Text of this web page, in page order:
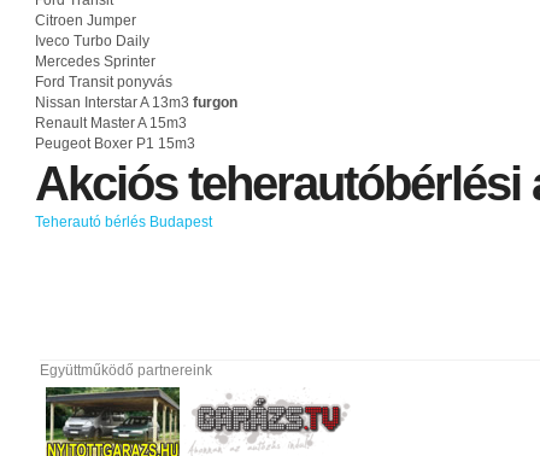
Citroen Jumper
Iveco Turbo Daily
Mercedes Sprinter
Ford Transit ponyvás
Nissan Interstar A 13m3 furgon
Renault Master A 15m3
Peugeot Boxer P1 15m3
Akciósteherautóbérlési
Teherautó bérlés Budapest
Együttműködő partnereink